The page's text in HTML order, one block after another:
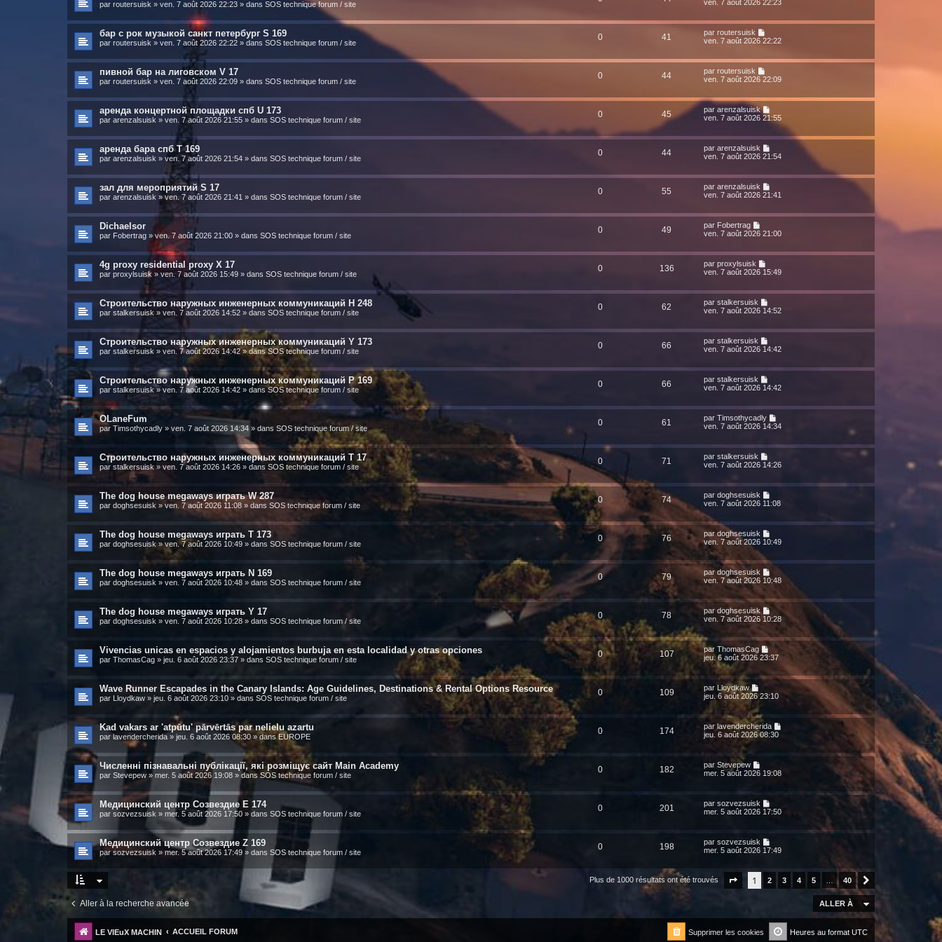
par routersuisk » ven. 7 août 2026 22:23 » dans SOS technique forum / site
ven. 7 août 2026 22:23
бар с рок музыкой санкт петербург S 169
par routersuisk » ven. 7 août 2026 22:22 » dans SOS technique forum / site
0 41 par routersuisk
ven. 7 août 2026 22:22
пивной бар на лиговском V 17
par routersuisk » ven. 7 août 2026 22:09 » dans SOS technique forum / site
0 44 par routersuisk
ven. 7 août 2026 22:09
аренда концертной площадки спб U 173
par arenzalsuisk » ven. 7 août 2026 21:55 » dans SOS technique forum / site
0 45 par arenzalsuisk
ven. 7 août 2026 21:55
аренда бара спб T 169
par arenzalsuisk » ven. 7 août 2026 21:54 » dans SOS technique forum / site
0 44 par arenzalsuisk
ven. 7 août 2026 21:54
зал для мероприятий S 17
par arenzalsuisk »ven. 7 août 2026 21:41 » dans SOS technique forum / site
0 55 par arenzalsuisk
ven. 7 août 2026 21:41
Dichaelsor
par Fobertrag » ven. 7 août 2026 21:00 » dans SOS technique forum / site
0 49 par Fobertrag
ven. 7 août 2026 21:00
4g proxy residential proxy X 17
par proxylsuisk » ven. 7 août 2026 15:49 » dans SOS technique forum / site
0 136 par proxylsuisk
ven. 7 août 2026 15:49
Строительство наружных инженерных коммуникаций H 248
par stalkersuisk » ven. 7 août 2026 14:52 » dans SOS technique forum / site
0 62 par stalkersuisk
ven. 7 août 2026 14:52
Строительство наружных инженерных коммуникаций Y 173
par stalkersuisk » ven. 7 août 2026 14:42» dansSOS technique forum / site
0 66 par stalkersuisk
ven. 7 août 2026 14:42
Строительство наружных инженерных коммуникаций P 169
par stalkersuisk» ven. 7 août 2026 14:42 » dansSOS technique forum / site
0 66 par stalkersuisk
ven. 7 août 2026 14:42
OLaneFum
par Timsothycadly » ven. 7 août 2026 14:34 » dans SOS technique forum / site
0 61 par Timsothycadly
ven. 7 août 2026 14:34
Строительство наружных инженерных коммуникаций T 17
par stalkersuisk» ven. 7 août 2026 14:26 » dans SOS technique forum / site
0 71 par stalkersuisk
ven. 7 août 2026 14:26
The dog house megaways играть W 287
par doghsesuisk »ven. 7 août 2026 11:08 » dans SOS technique forum / site
0 74 par doghsesuisk
ven. 7 août 2026 11:08
The dog house megaways играть T 173
par doghsesuisk»ven. 7 août 2026 10:49 » dans SOS technique forum / site
0 76 pardoghsesuisk
ven. 7 août 2026 10:49
The dog house megaways играть N 169
par doghsesuisk » ven. 7 août 2026 10:48 » dans SOS technique forum / site
0 79 pardoghsesuisk
ven. 7 août 2026 10:48
The dog house megaways играть Y 17
par doghsesuisk » ven. 7 août 2026 10:28 » dans SOS technique forum / site
0 78 par doghsesuisk
ven. 7 août 2026 10:28
Vivencias unicas en espacios y alojamientos burbuja en esta localidad y otras opciones
par ThomasCag » jeu. 6 août 2026 23:37 » dans SOS technique forum / site
0 107 par ThomasCag
jeu. 6 août 2026 23:37
Wave Runner Escapades in the Canary Islands: Age Guidelines, Destinations & Rental Options Resource
par Lloydkaw » jeu. 6 août 2026 23:10 » dans SOS technique forum / site
0 109 par Lloydkaw
jeu. 6 août 2026 23:10
Kad vakars ar 'atpūtu' pārvērtās par nelielu azartu
parlavendercherida » jeu. 6 août 2026 08:30 » dansEUROPE
0 174 par lavendercherida
jeu. 6 août 2026 08:30
Численні пізнавальні публікації, які розміщує сайт Main Academy
par Stevepew » mer. 5 août 2026 19:08 » dansSOS technique forum / site
0 182 par Stevepew
mer. 5 août 2026 19:08
Медицинский центр Созвездие E 174
par sozvezsuisk » mer. 5 août 2026 17:50 » dans SOS technique forum / site
0 201 par sozvezsuisk
mer. 5 août 2026 17:50
Медицинский центр Созвездие Z 169
parsozvezsuisk » mer. 5 août 2026 17:49 » dans SOS technique forum / site
0 198 par sozvezsuisk
mer. 5 août 2026 17:49
Plus de 1000 résultats ont été trouvés Page sur 40
1 2 3 4 5 40
Aller à la recherche avancée ALLER À
LE VIEuX MACHIN ACCUEIL FORUM Heures au format UTC
Supprimer les cookies